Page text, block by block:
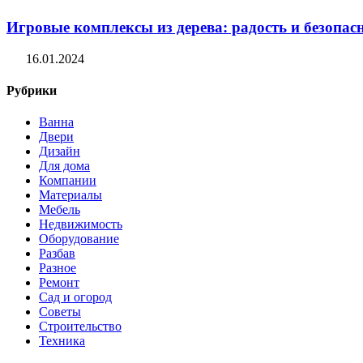
Игровые комплексы из дерева: радость и
16.01.2024
Рубрики
Ванна
Двери
Дизайн
Для дома
Компании
Материалы
Мебель
Недвижимость
Оборудование
Разбав
Разное
Ремонт
Сад и огород
Советы
Строительство
Техника